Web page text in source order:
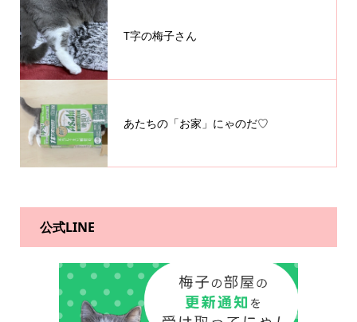
T字の梅子さん
あたちの「お家」にゃのだ♡
公式LINE